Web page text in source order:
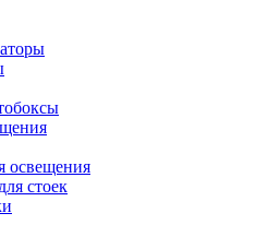
освещения
стоек